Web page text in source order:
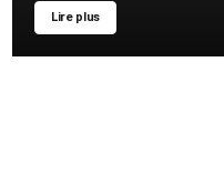
Lire plus